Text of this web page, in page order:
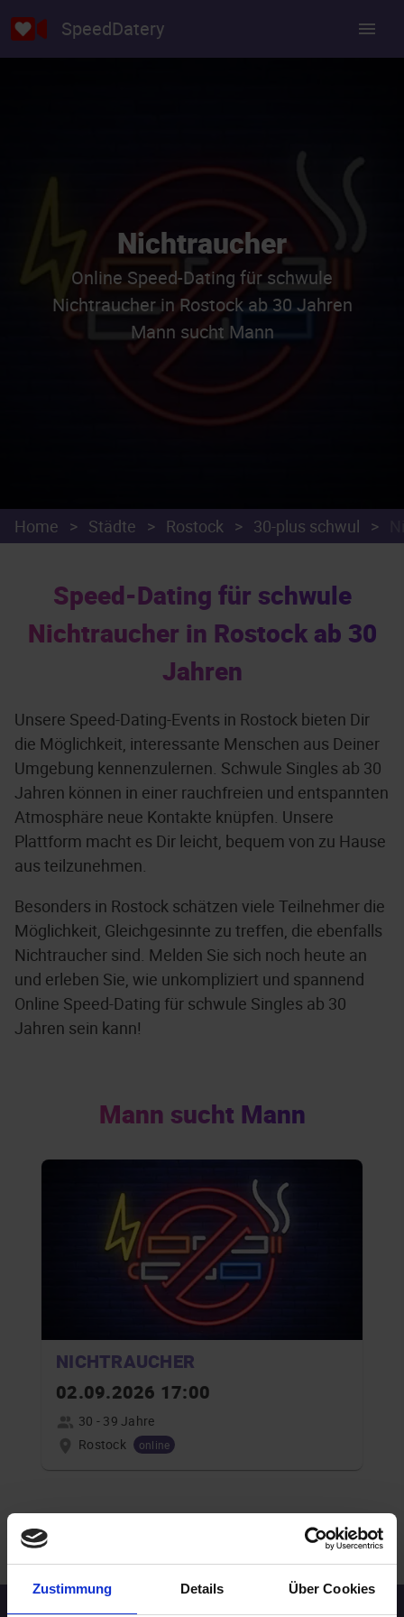
Zustimmung Details Über Cookies
SpeedDatery
Nichtraucher
Online Speed-Dating für schwule
Nichtraucher in Rostock ab 30 Jahren
Mann sucht Mann
Home > Städte > Rostock > 30-plus schwul >
Speed-Dating für schwule
Nichtraucher in Rostock ab 30
Jahren
Unsere Speed-Dating-Events in Rostock bieten Dir
die Möglichkeit, interessante Menschen aus Deiner
Umgebung kennenzulernen. Schwule Singles ab 30
Jahren können in einer rauchfreien und entspannten
Atmosphäre neue Kontakte knüpfen. Unsere
Plattform macht es Dir leicht, bequem von zu Hause
aus teilzunehmen.
Besonders in Rostock schätzen viele Teilnehmer die
Möglichkeit, Gleichgesinnte zu treffen, die ebenfalls
Nichtraucher sind. Melden Sie sich noch heute an
und erleben Sie, wie unkompliziert und spannend
Online Speed-Dating für schwule Singles ab 30
Jahren sein kann!
Mann sucht Mann
NICHTRAUCHER
02.09.2026 17:00
30 - 39 Jahre
Rostock
online
WEITERE EVENTS IN ROSTOCK .